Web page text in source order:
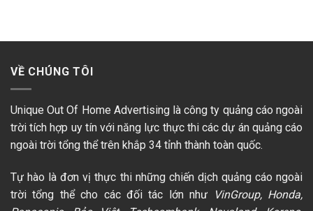
VỀ CHÚNG TÔI
Unique Out Of Home Advertising là công ty quảng cáo ngoài
trời tích hợp uy tín với năng lực thực thi các dự án quảng cáo
ngoài trời tổng thể trên khắp 34 tỉnh thành toàn quốc.
Tự hào là đơn vị thực thi những chiến dịch quảng cáo ngoài
trời tổng thể cho các đối tác lớn như
VinGroup, Honda,